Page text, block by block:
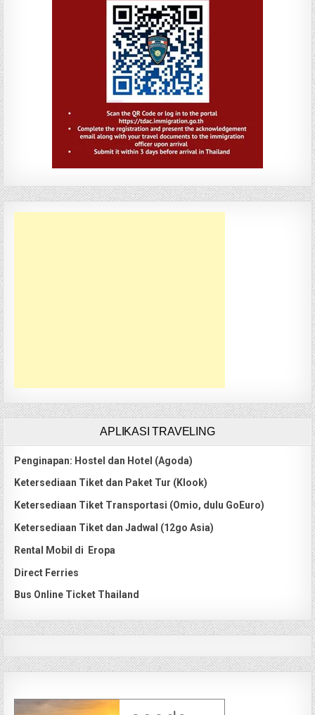
APLIKASI TRAVELING
Penginapan: Hostel dan Hotel (Agoda)
Ketersediaan Tiket dan Paket Tur (Klook)
Ketersediaan Tiket Transportasi (Omio, dulu GoEuro)
Ketersediaan Tiket dan Jadwal (12go Asia)
Rental Mobil di Eropa
Direct Ferries
Bus Online Ticket Thailand